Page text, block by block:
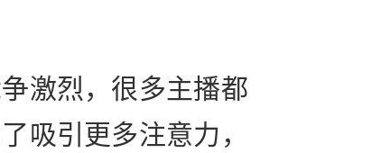
激烈，很多主播都
吸引更多注意力，